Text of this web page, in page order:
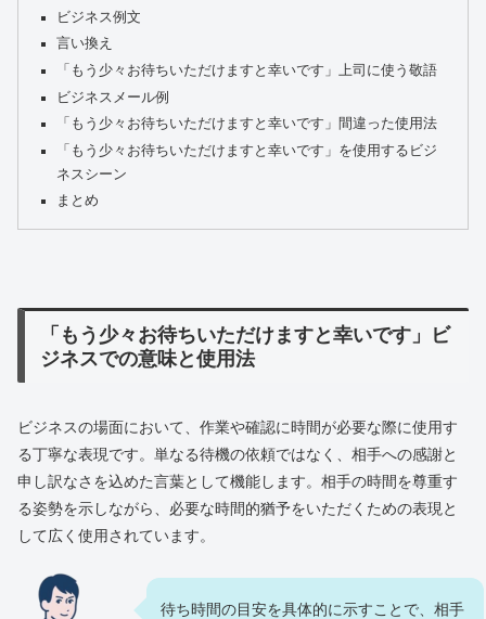
ビジネス例文
言い換え
「もう少々お待ちいただけますと幸いです」上司に使う敬語
ビジネスメール例
「もう少々お待ちいただけますと幸いです」間違った使用法
「もう少々お待ちいただけますと幸いです」を使用するビジ
ネスシーン
まとめ
「もう少々お待ちいただけますと幸いです」ビ
ジネスでの意味と使用法
ビジネスの場面において、作業や確認に時間が必要な際に使用す
る丁寧な表現です。単なる待機の依頼ではなく、相手への感謝と
申し訳なさを込めた言葉として機能します。相手の時間を尊重す
る姿勢を示しながら、必要な時間的猶予をいただくための表現と
して広く使用されています。
待ち時間の目安を具体的に示すことで、相手